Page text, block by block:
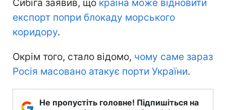
Сибіга заявив, що країна може відновити
експорт попри блокаду морського
коридору.
Окрім того, стало відомо, чому саме зараз
Росія масовано атакує порти України.
Не пропустіть головне! Підпишіться на